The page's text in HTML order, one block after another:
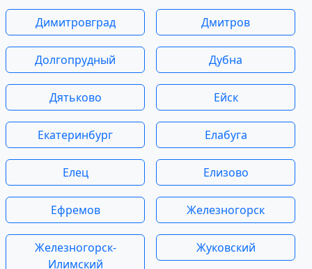
Димитровград Дмитров
Долгопрудный Дубна
Дятьково Ейск
Екатеринбург Елабуга
Елец Елизово
Ефремов Железногорск
Железногорск-
Илимский
Жуковский